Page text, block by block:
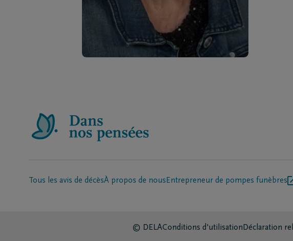
Tous les avis de décèsÀ propos de nousEntrepreneur de pompes funèbres
© DELAConditions d'utilisationDéclaration